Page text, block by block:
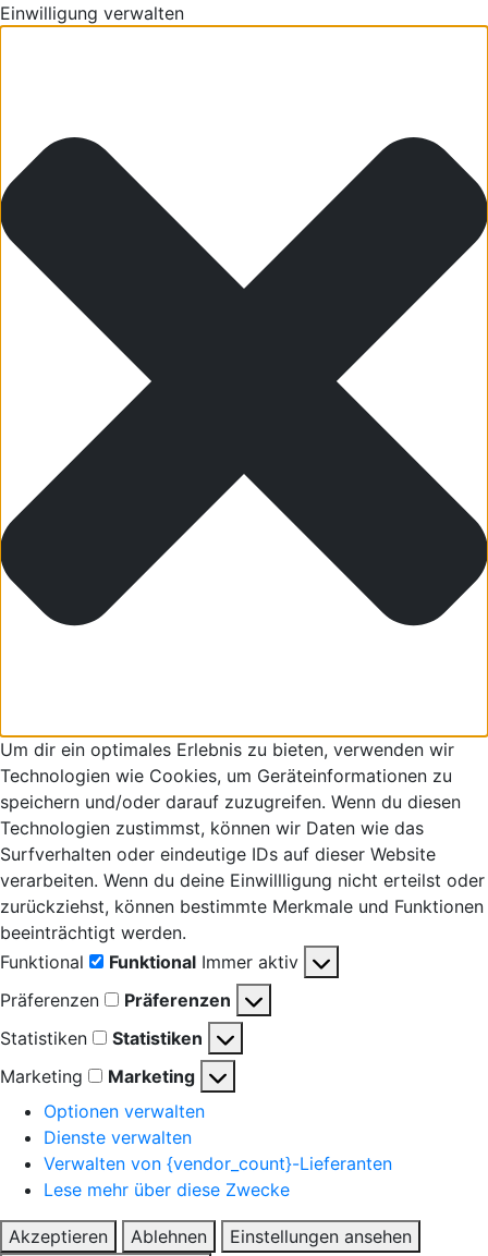
Einwilligung verwalten
Um dir ein optimales Erlebnis zu bieten, verwenden wir
Technologien wie Cookies, um Geräteinformationen zu
speichern und/oder darauf zuzugreifen. Wenn du diesen
Technologien zustimmst, können wir Daten wie das
Surfverhalten oder eindeutige IDs auf dieser Website
verarbeiten. Wenn du deine Einwillligung nicht erteilst oder
zurückziehst, können bestimmte Merkmale und Funktionen
beeinträchtigt werden.
Funktional
Funktional Immer aktiv
Präferenzen
Präferenzen
Statistiken
Statistiken
Marketing
Marketing
Optionen verwalten
Dienste verwalten
Verwalten von {vendor_count}-Lieferanten
Lese mehr über diese Zwecke
Akzeptieren Ablehnen
Einstellungen ansehen